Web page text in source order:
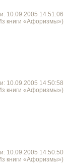
10.09.2005 14:51:06
книги «Афоризмы»)
10.09.2005 14:50:58
книги «Афоризмы»)
10.09.2005 14:50:50
книги «Афоризмы»)